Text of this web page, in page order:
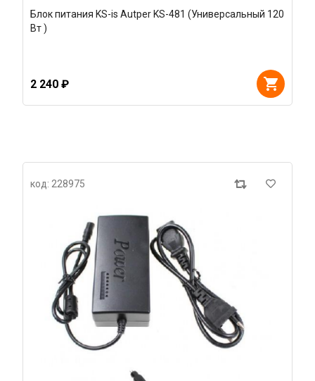
Блок питания KS-is Autper KS-481 (Универсальный 120
Вт )
2 240 ₽
код: 228975